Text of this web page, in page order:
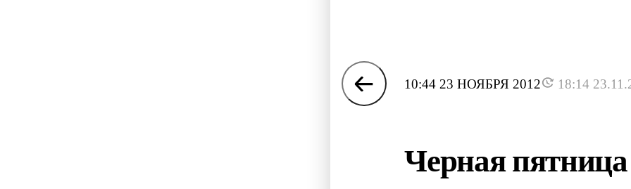
10:44 23 НОЯБРЯ 2012 18:14
Черная